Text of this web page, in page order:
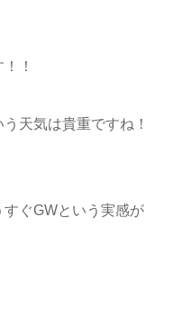
！！
天気は貴重ですね！
ぐGWという実感が